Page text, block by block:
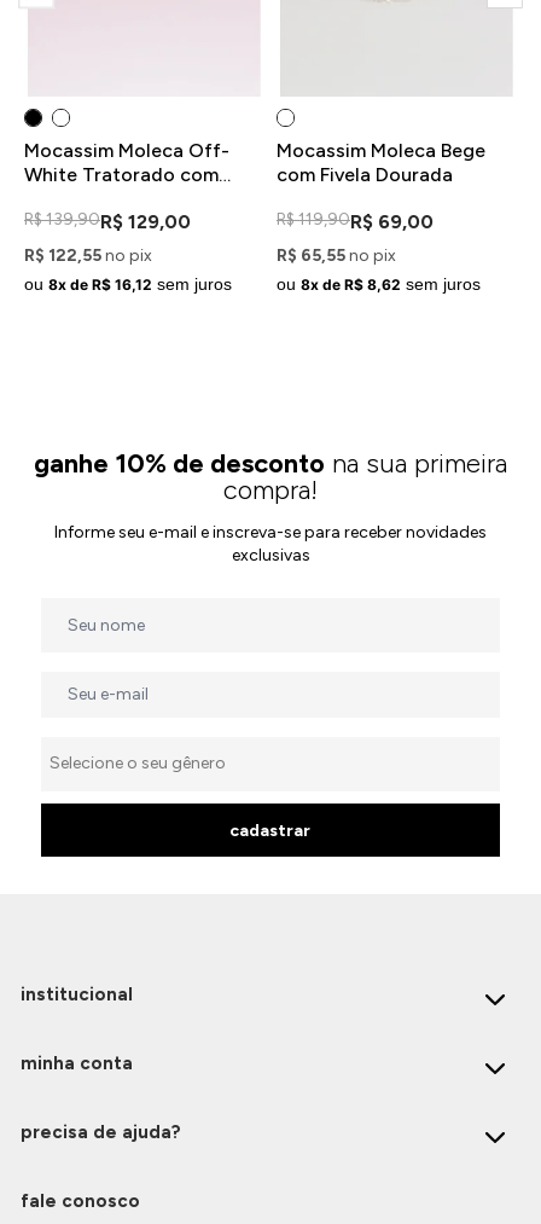
Mocassim Moleca Off-
White Tratorado com
R$ 139,90R$ 129,00
R$ 122,55no pix
ou 8x de R$ 16,12 sem juros
Mocassim Moleca Bege
com Fivela Dourada
R$ 119,90R$ 69,00
R$ 65,55no pix
ou 8x de R$ 8,62 sem juros
ganhe 10% de desconto na sua primeira
compra!
Informe seu e-mail e inscreva-se para receber novidades
exclusivas
cadastrar
institucional
minha conta
precisa de ajuda?
fale conosco